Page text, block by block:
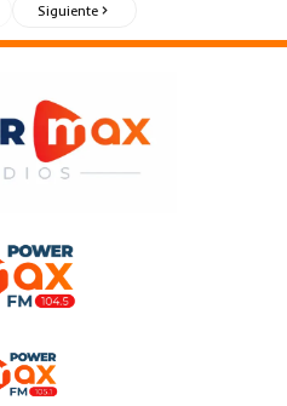
Siguiente